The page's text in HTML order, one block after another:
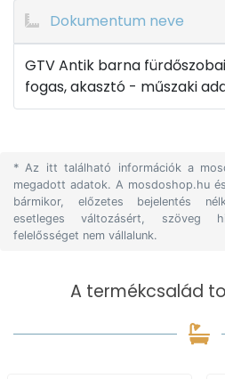
Dokumentum neve
GTV Antik barna
fogas, akasztó - műszaki
* Az itt található információk a
megadott adatok. A mosdoshop.hu
bármikor, előzetes bejelentés
esetleges változásért, szöveg
felelősséget nem vállalunk.
A termékcsalád